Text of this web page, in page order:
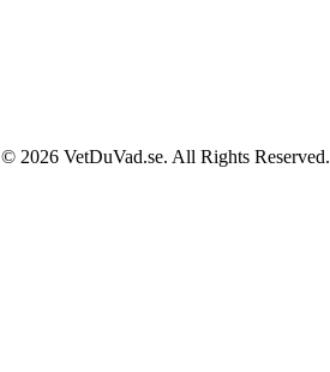
© 2026 VetDuVad.se. All Rights Reserved.